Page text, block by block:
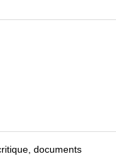
documents